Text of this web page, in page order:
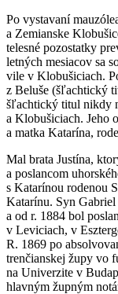
Po vystavaní
a Zemianske
telesné pozostatky
letných mesiacov sa
vile v Klobušiciach.
z Beluše (šľachtický
šľachtický titul nikdy
a Klobušiciach. Jeho
a matka Katarína,
Mal brata Justína,
a poslancom
s Katarínou rodenou
Katarínu. Syn
a od r. 1884 bol
v Leviciach, v
R. 1869 po
trenčianskej župy vo
na Univerzite v
hlavným župným